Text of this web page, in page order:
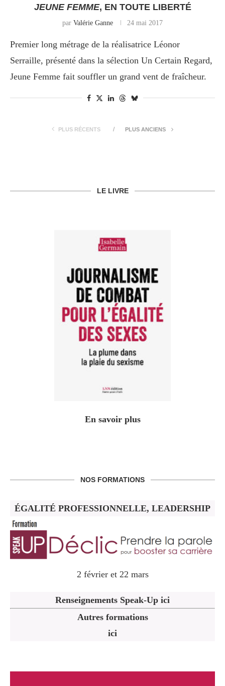
JEUNE FEMME, EN TOUTE LIBERTÉ
par Valérie Ganne 24 mai 2017
Premier long métrage de la réalisatrice Léonor
Serraille, présenté dans la sélection Un Certain Regard,
Jeune Femme fait souffler un grand vent de fraîcheur.
PLUS RÉCENTS PLUS ANCIENS
LE LIVRE
En savoir plus
NOS FORMATIONS
ÉGALITÉ PROFESSIONNELLE, LEADERSHIP
2 février et 22 mars
Renseignements Speak-Up ici
Autres formations
ici